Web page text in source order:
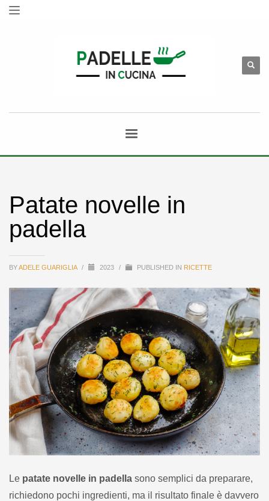
Patate novelle in
padella
BYADELE GUARIGLIA / 2023 / PUBLISHED IN RICETTE
Le patate novelle in padella sono semplici da preparare,
richiedono pochi ingredienti, ma il risultato finale è davvero